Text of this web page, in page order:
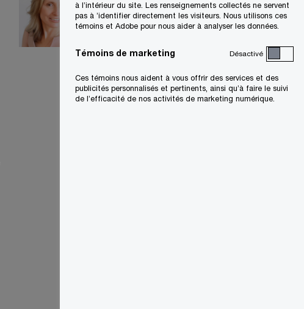
CA
Leader, Marchés fiscaux,
Courriel
à l’intérieur du site. Les renseignements collectés ne servent
pas à ’identifier directement les visiteurs. Nous utilisons ces
témoins et Adobe pour nous aider à analyser les données.
Témoins de marketing Désactivé
Ces témoins nous aident à vous offrir des services et des
publicités personnalisés et pertinents, ainsi qu’à faire le suivi
de l’efficacité de nos activités de marketing numérique.